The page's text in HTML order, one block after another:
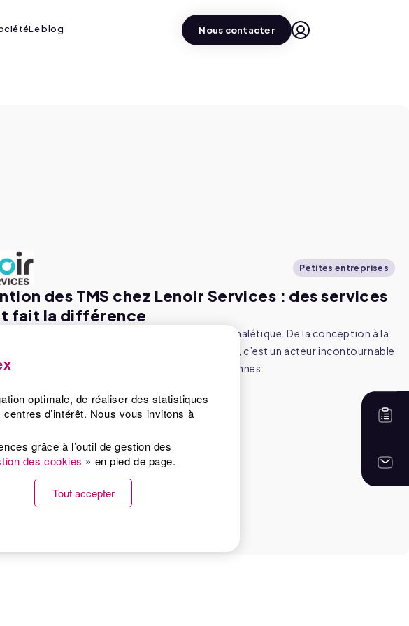
Le blog Nous contacter
Petites entreprises
des TMS chez Lenoir Services : des services
fait la différence
est l’un des leaders de la fabrication de signalétique. De la conception à la
d’enseignes lumineuses en passant par la pose, c’est un acteur incontournable
d’identité visuelle qui emploie environ 65 personnes.
de cas
optimale, de réaliser des statistiques
d’intérêt. Nous vous invitons à
grâce à l’outil de gestion des
des cookies » en pied de page.
Tout accepter